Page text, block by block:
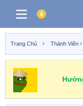
Trang Chủ Thành Viên